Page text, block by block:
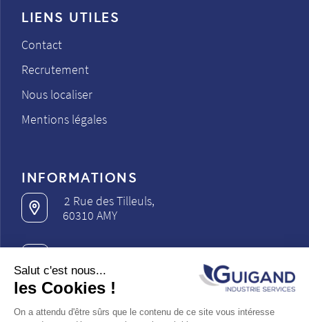
LIENS UTILES
Contact
Recrutement
Nous localiser
Mentions légales
INFORMATIONS
2 Rue des Tilleuls,
60310 AMY
contact@guigand.fr
Salut c'est nous...
les Cookies !
On a attendu d'être sûrs que le contenu de ce site vous intéresse